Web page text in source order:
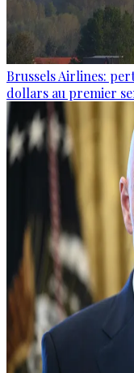
Brussels Airlines:
dollars au premier